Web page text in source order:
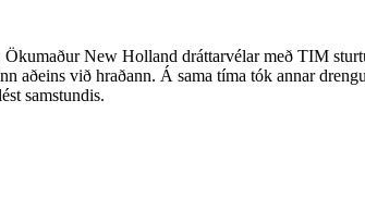
New Holland dráttarvélar með TIM
aðeins við hraðann. Á sama tíma tók annar
samstundis.